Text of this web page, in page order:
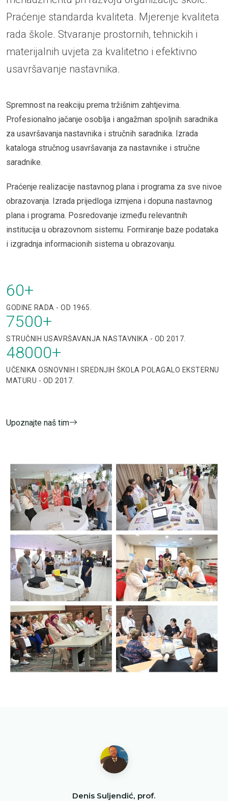
Praćenje standarda kvaliteta. Mjerenje kvaliteta
rada škole. Stvaranje prostornih, tehnickih i
materijalnih uvjeta za kvalitetno i efektivno
usavršavanje nastavnika.
Spremnost na reakciju prema tržišnim zahtjevima.
Profesionalno jačanje osoblja i angažman spoljnih saradnika
za usavršavanja nastavnika i stručnih saradnika. Izrada
kataloga stručnog usavršavanja za nastavnike i stručne
saradnike.
Praćenje realizacije nastavnog plana i programa za sve nivoe
obrazovanja. Izrada prijedloga izmjena i dopuna nastavnog
plana i programa. Posredovanje između relevantnih
institucija u obrazovnom sistemu. Formiranje baze podataka
i izgradnja informacionih sistema u obrazovanju.
60+
GODINE RADA - OD 1965.
7500+
STRUČNIH USAVRŠAVANJA NASTAVNIKA - OD 2017.
48000+
UČENIKA OSNOVNIH I SREDNJIH ŠKOLA POLAGALO EKSTERNU
MATURU - OD 2017.
Upoznajte naš tim
Denis Suljendić, prof.